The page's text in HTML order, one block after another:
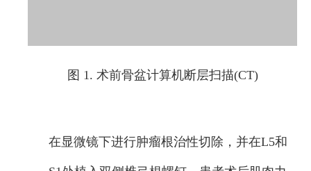
图 1. 术前骨盆计算机断层扫描(CT)
在显微镜下进行肿瘤根治性切除，并在L5和